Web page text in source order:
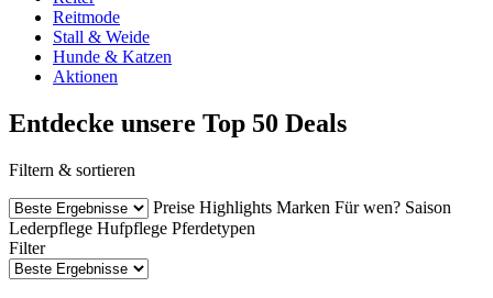
Reitmode
Stall & Weide
Hunde & Katzen
Aktionen
Entdecke unsere Top 50 Deals
Filtern & sortieren
Preise Highlights Marken Für wen? Saison
Lederpflege Hufpflege Pferdetypen
Filter